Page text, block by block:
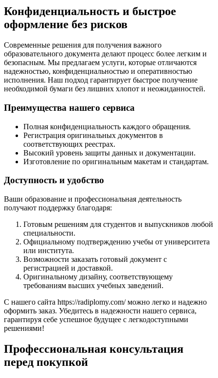
Конфиденциальность и быстрое
оформление без рисков
Современные решения для получения важного
образовательного документа делают процесс более легким и
безопасным. Мы предлагаем услуги, которые отличаются
надежностью, конфиденциальностью и оперативностью
исполнения. Наш подход гарантирует быстрое получение
необходимой бумаги без лишних хлопот и неожиданностей.
Преимущества нашего сервиса
Полная конфиденциальность каждого обращения.
Регистрация оригинальных документов в
соответствующих реестрах.
Высокий уровень защиты данных и документации.
Изготовление по оригинальным макетам и стандартам.
Доступность и удобство
Ваши образование и профессиональная деятельность
получают поддержку благодаря:
Готовым решениям для студентов и выпускников любой
специальности.
Официальному подтверждению учебы от университета
или института.
Возможности заказать готовый документ с
регистрацией и доставкой.
Оригинальному дизайну, соответствующему
требованиям высших учебных заведений.
С нашего сайта https://radiplomy.com/ можно легко и надежно
оформить заказ. Убедитесь в надежности нашего сервиса,
гарантируя себе успешное будущее с легкодоступными
решениями!
Профессиональная консультация
перед покупкой